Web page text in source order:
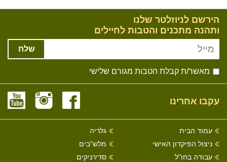
הירשם לניוזלטר שלנו
ותהנה מתכנים והטבות לחיילים
שלח
מאשר/ת קבלת הטבות מגורם שלישי
עקבו אחרינו
עמוד הבית
ניצול הפיקדון האישי
עבודה בחו"ל
גלריה
מלש"בים
סדירניקים